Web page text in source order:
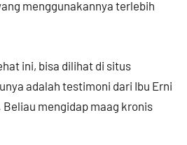
menggunakannya terlebih
ini, bisa dilihat di situs
adalah testimoni dari Ibu Erni
mengidap maag kronis